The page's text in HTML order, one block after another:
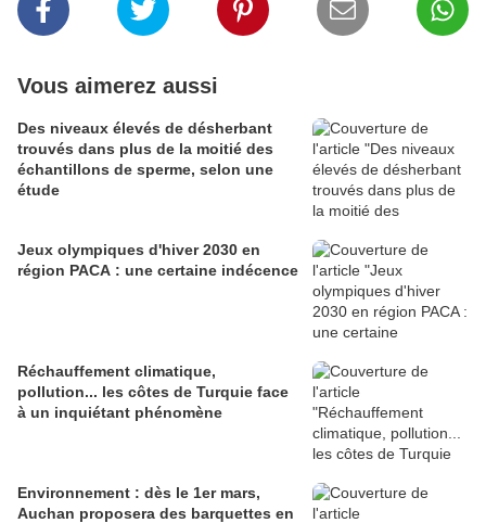
Vous aimerez aussi
Des niveaux élevés de désherbant
trouvés dans plus de la moitié des
échantillons de sperme, selon une
étude
Jeux olympiques d'hiver 2030 en
région PACA : une certaine indécence
Réchauffement climatique,
pollution... les côtes de Turquie face
à un inquiétant phénomène
Environnement : dès le 1er mars,
Auchan proposera des barquettes en